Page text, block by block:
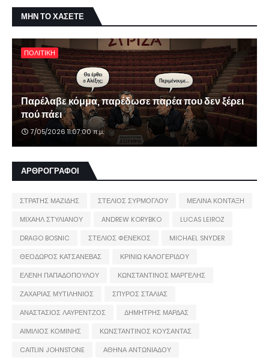
ΜΗΝ ΤΟ ΧΑΣΕΤΕ
ΠΟΛΙΤΙΚΗ
Παρέλαβε κόμμα, παρέδωσε παρέα που δεν ξέρει
πού πάει
7/05/2026 11:07:00 π.μ.
ΑΡΘΡΟΓΡΑΦΟΙ
ΣΤΡΑΤΗΣ ΜΑΖΙΔΗΣ ΣΤΕΛΙΟΣ ΣΥΡΜΟΓΛΟΥ
ΜΕΛΙΝΑ ΚΟΝΤΑΞΗ
ΜΙΧΑΗΛ ΣΤΥΛΙΑΝΟΥ
ANDREW KORYBKO
LUCAS LEIROZ
DRAGO BOSNIC
ΣΤΕΛΙΟΣ ΦΕΝΕΚΟΣ
MICHAEL SNYDER
ΘΕΟΔΩΡΟΣ ΚΑΤΣΑΝΕΒΑΣ
ΚΡΙΝΙΩ ΚΑΛΟΓΕΡΙΔΟΥ
ΕΛΕΝΗ ΠΑΠΑΔΟΠΟΥΛΟΥ
ΚΩΝΣΤΑΝΤΙΝΟΣ ΜΑΡΓΕΛΗΣ
ΖΑΧΑΡΙΑΣ ΜΥΤΙΛΗΝΙΟΣ
ΣΠΥΡΟΣ ΣΤΑΛΙΑΣ
ΑΝΑΣΤΑΣΙΟΣ ΛΑΥΡΕΝΤΖΟΣ
ΔΗΜΗΤΡΗΣ ΜΑΡΔΑΣ
ΑΙΜΙΛΙΟΣ ΚΟΜΙΝΗΣ
ΚΩΝΣΤΑΝΤΙΝΟΣ ΚΟΥΣΑΝΤΑΣ
CAITLIN JOHNSTONE
ΑΘΗΝΑ ΑΝΤΩΝΙΑΔΟΥ